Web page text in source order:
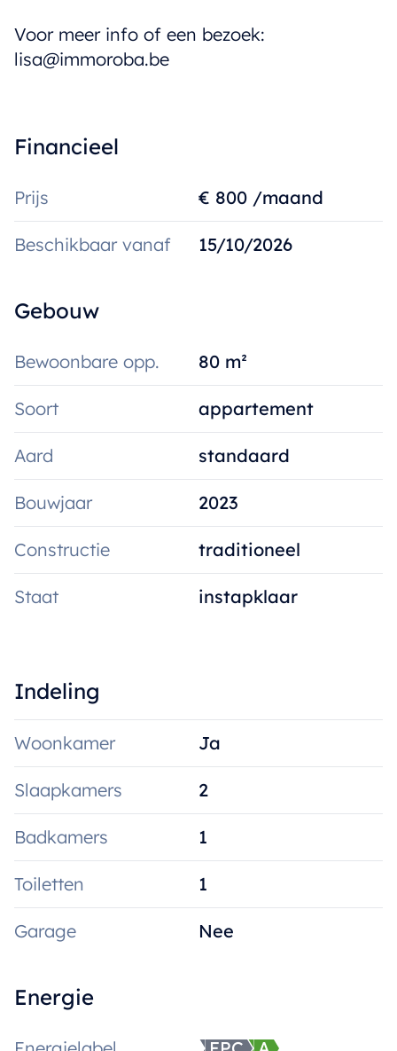
Voor meer info of een bezoek:
lisa@immoroba.be
Financieel
Prijs € 800 /maand
Beschikbaar vanaf 15/10/2026
Gebouw
Bewoonbare opp. 80 m²
Soort appartement
Aard standaard
Bouwjaar 2023
Constructie traditioneel
Staat instapklaar
Indeling
Woonkamer Ja
Slaapkamers 2
Badkamers 1
Toiletten 1
Garage Nee
Energie